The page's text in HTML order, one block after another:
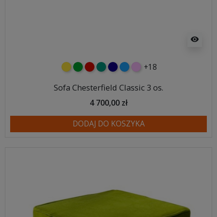
visibility
żółtyzielonyczerwony
turkusowy
granatowy
niebieski
różowy
+18
Sofa Chesterfield Classic 3 os.
4 700,00 zł
DODAJ DO KOSZYKA